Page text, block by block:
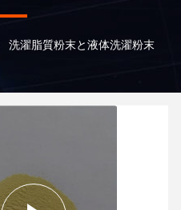
洗濯脂質粉末と液体洗濯粉末